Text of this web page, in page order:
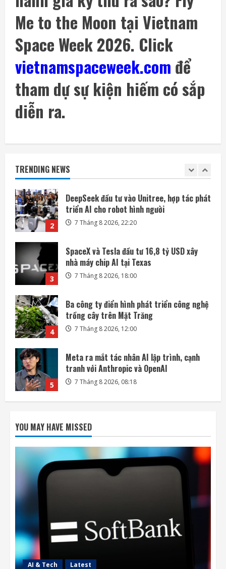
Me to the Moon tại Vietnam
Space Week 2026. Click
vietnamspaceweek.com để
tham dự sự kiện hiếm có sắp
diễn ra.
TRENDING NEWS
7 Tháng 8 2026, 12:00
5
Meta ra mắt tác nhân AI lập trình, cạnh
tranh với Anthropic và OpenAI
7 Tháng 8 2026, 08:18
1
SoftBank không chỉ đầu tư vào AI mà còn
lãi lớn nhờ mua cổ phần Intel
2
DeepSeek đầu tư vào Unitree, hợp tác phát
3
SpaceX và Tesla đầu tư 16,8 tỷ USD xây
nhà máy chip AI tại Texas
7 Tháng 8 2026, 18:00
4
Ba công ty điển hình phát triển công nghệ
trồng cây trên Mặt Trăng
7 Tháng 8 2026, 12:00
5
Meta ra mắt tác nhân AI lập trình, cạnh
tranh với Anthropic và OpenAI
7 Tháng 8 2026, 08:18
1
SoftBank không chỉ đầu tư vào AI mà còn
lãi lớn nhờ mua cổ phần Intel
7 Tháng 8 2026, 22:27
2
triển AI cho robot hình người
7 Tháng 8 2026, 22:20
SpaceX và Tesla đầu tư 16,8 tỷ USD xây
nhà máy chip AI tại Texas
4
Ba công ty điển hình phát triển công nghệ
trồng cây trên Mặt Trăng
7 Tháng 8 2026, 12:00
YOU MAY HAVE MISSED
AI & Tech Latest